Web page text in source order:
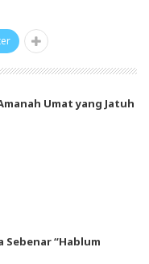
Umat yang Jatuh
Sebenar “Hablum